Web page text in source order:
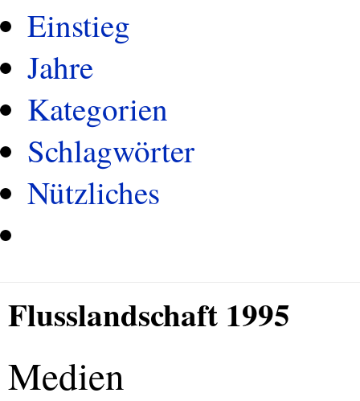
Einstieg
Jahre
Kategorien
Schlagwörter
Nützliches
Flusslandschaft 1995
Medien